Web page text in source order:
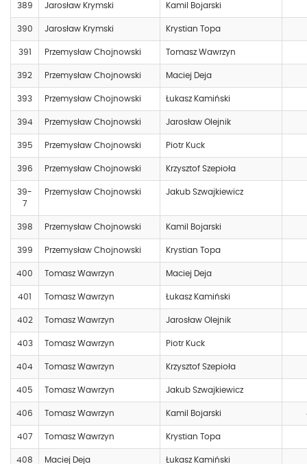
389 Jarosław Krymski Kamil Bojarski
390 Jarosław Krymski Krystian Topa
391 Przemysław Chojnowski Tomasz Wawrzyn
392 Przemysław Chojnowski Maciej Deja
393 Przemysław Chojnowski Łukasz Kamiński
394 Przemysław Chojnowski Jarosław Olejnik
395 Przemysław Chojnowski Piotr Kuck
396 Przemysław Chojnowski Krzysztof Szepioła
39-
7
Przemysław Chojnowski Jakub Szwajkiewicz
398 Przemysław Chojnowski Kamil Bojarski
399 Przemysław Chojnowski Krystian Topa
400 Tomasz Wawrzyn Maciej Deja
401 Tomasz Wawrzyn Łukasz Kamiński
402 Tomasz Wawrzyn Jarosław Olejnik
403 Tomasz Wawrzyn Piotr Kuck
404 Tomasz Wawrzyn Krzysztof Szepioła
405 Tomasz Wawrzyn Jakub Szwajkiewicz
406 Tomasz Wawrzyn Kamil Bojarski
407 Tomasz Wawrzyn Krystian Topa
408 Maciej Deja Łukasz Kamiński